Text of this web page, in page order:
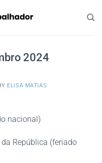
2024
ELISA MATIAS
nacional)
República (feriado